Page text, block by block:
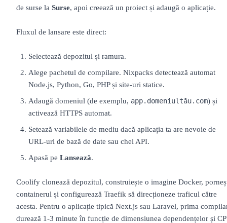
de surse la Surse, apoi creează un proiect și adaugă o aplicație.
Fluxul de lansare este direct:
Selectează depozitul și ramura.
Alege pachetul de compilare. Nixpacks detectează automat
Node.js, Python, Go, PHP și site-uri statice.
Adaugă domeniul (de exemplu, app.domeniultău.com) și
activează HTTPS automat.
Setează variabilele de mediu dacă aplicația ta are nevoie de
URL-uri de bază de date sau chei API.
Apasă pe Lansează.
Coolify clonează depozitul, construiește o imagine Docker,
containerul și configurează Traefik să direcționeze traficul către
acesta. Pentru o aplicație tipică Next.js sau Laravel, prima
durează 1-3 minute în funcție de dimensiunea dependențelor și